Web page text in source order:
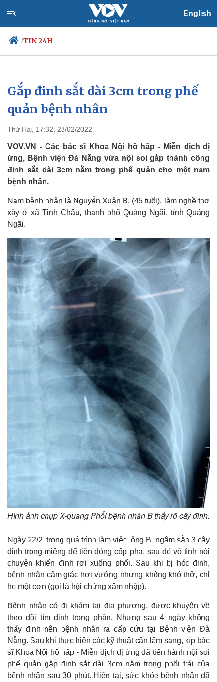
English
/TIN 24H
Chính trị
Đảng
Tổ chức nhân sự
Nhận diện sự thật
Xã hội
Việc làm
Biển đảo
Gắp đinh sắt dài 3cm trong phế
quản bệnh nhân
Thứ Hai, 17:32, 28/02/2022
VOV.VN - Các bác sĩ Khoa Nội hô hấp - Miễn dịch dị
ứng, Bệnh viện Đà Nẵng vừa nội soi gắp thành công
đinh sắt dài 3cm nằm trong phế quản cho một nam
bệnh nhân.
Nam bệnh nhân là Nguyễn Xuân B. (45 tuổi), làm nghề thợ
xây ở xã Tịnh Châu, thành phố Quảng Ngãi, tỉnh Quảng
Ngãi.
Hình ảnh chụp X-quang Phổi bệnh nhân B thấy rõ cây đinh.
Ngày 22/2, trong quá trình làm việc, ông B. ngậm sẵn 3 cây
đinh trong miệng để tiện đóng cốp pha, sau đó vô tình nói
chuyện khiến đinh rơi xuống phổi. Sau khi bị hóc đinh,
bệnh nhân cảm giác hơi vướng nhưng không khó thở, chỉ
ho một cơn (gọi là hội chứng xâm nhập).
Bệnh nhân có đi khám tại địa phương, được khuyên về
theo dõi tìm đinh trong phân. Nhưng sau 4 ngày không
thấy đinh nên bệnh nhân ra cấp cứu tại Bệnh viện Đà
Nẵng. Sau khi thực hiện các kỹ thuật cận lâm sàng, kíp bác
sĩ Khoa Nội hô hấp - Miễn dịch dị ứng đã tiến hành nội soi
phế quản gắp đinh sắt dài 3cm nằm trong phổi trái của
bệnh nhân sau 30 phút. Hiện tại, sức khỏe bệnh nhân đã